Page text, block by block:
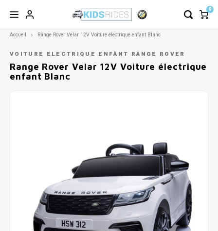
0
Accueil Range Rover Velar 12V Voiture électrique enfant Blanc
VOITURE ELECTRIQUE ENFÀNT RANGE ROVER
Range Rover Velar 12V Voiture électrique
enfant Blanc